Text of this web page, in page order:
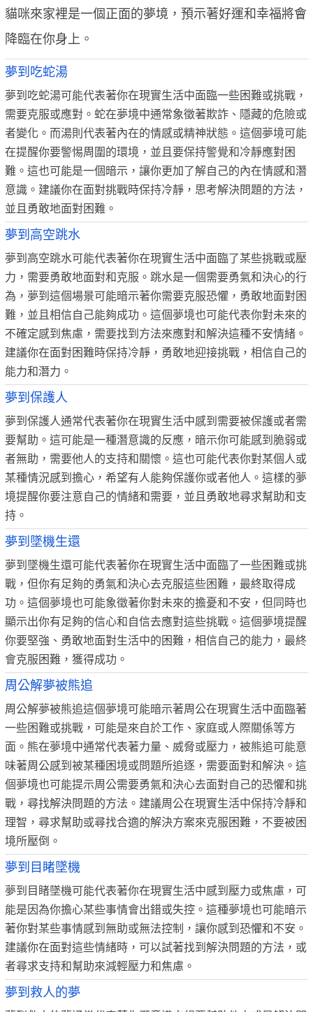
貓咪來家裡是一個正面的夢境，預示著好運和幸福將會
降臨在你身上。
夢到吃蛇湯
夢到吃蛇湯可能代表著你在現實生活中面臨一些困難或挑戰，
需要克服或應對。蛇在夢境中通常象徵著欺詐、隱藏的危險或
者變化。而湯則代表著內在的情感或精神狀態。這個夢境可能
在提醒你要警惕周圍的環境，並且要保持警覺和冷靜應對困
難。這也可能是一個暗示，讓你更加了解自己的內在情感和潛
意識。建議你在面對挑戰時保持冷靜，思考解決問題的方法，
並且勇敢地面對困難。
夢到高空跳水
夢到高空跳水可能代表著你在現實生活中面臨了某些挑戰或壓
力，需要勇敢地面對和克服。跳水是一個需要勇氣和決心的行
為，夢到這個場景可能暗示著你需要克服恐懼，勇敢地面對困
難，並且相信自己能夠成功。這個夢境也可能代表你對未來的
不確定感到焦慮，需要找到方法來應對和解決這種不安情緒。
建議你在面對困難時保持冷靜，勇敢地迎接挑戰，相信自己的
能力和潛力。
夢到保護人
夢到保護人通常代表著你在現實生活中感到需要被保護或者需
要幫助。這可能是一種潛意識的反應，暗示你可能感到脆弱或
者無助，需要他人的支持和關懷。這也可能代表你對某個人或
某種情況感到擔心，希望有人能夠保護你或者他人。這樣的夢
境提醒你要注意自己的情緒和需要，並且勇敢地尋求幫助和支
持。
夢到墜機生還
夢到墜機生還可能代表著你在現實生活中面臨了一些困難或挑
戰，但你有足夠的勇氣和決心去克服這些困難，最終取得成
功。這個夢境也可能象徵著你對未來的擔憂和不安，但同時也
顯示出你有足夠的信心和自信去應對這些挑戰。這個夢境提醒
你要堅強、勇敢地面對生活中的困難，相信自己的能力，最終
會克服困難，獲得成功。
周公解夢被熊追
周公解夢被熊追這個夢境可能暗示著周公在現實生活中面臨著
一些困難或挑戰，可能是來自於工作、家庭或人際關係等方
面。熊在夢境中通常代表著力量、威脅或壓力，被熊追可能意
味著周公感到被某種困境或問題所追逐，需要面對和解決。這
個夢境也可能提示周公需要勇氣和決心去面對自己的恐懼和挑
戰，尋找解決問題的方法。建議周公在現實生活中保持冷靜和
理智，尋求幫助或尋找合適的解決方案來克服困難，不要被困
境所壓倒。
夢到目睹墜機
夢到目睹墜機可能代表著你在現實生活中感到壓力或焦慮，可
能是因為你擔心某些事情會出錯或失控。這種夢境也可能暗示
著你對某些事情感到無助或無法控制，讓你感到恐懼和不安。
建議你在面對這些情緒時，可以試著找到解決問題的方法，或
者尋求支持和幫助來減輕壓力和焦慮。
夢到救人的夢